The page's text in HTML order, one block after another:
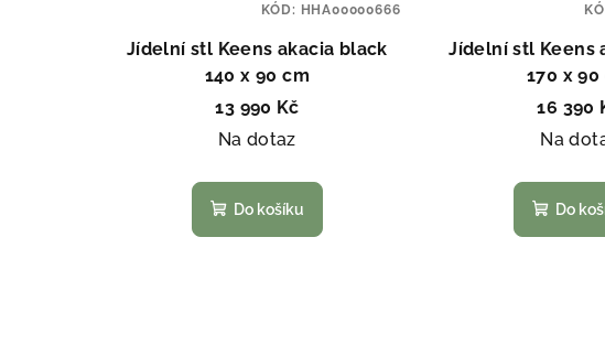
k
Jídelní stl Keens akacia black
140 x 90 cm
13 990 Kč
Na dotaz
Do košíku
KÓD: HHA00000666
Jídelní stl Keens
170 x 90
16 390
Na
Do